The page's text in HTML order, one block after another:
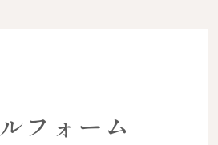
フォーム